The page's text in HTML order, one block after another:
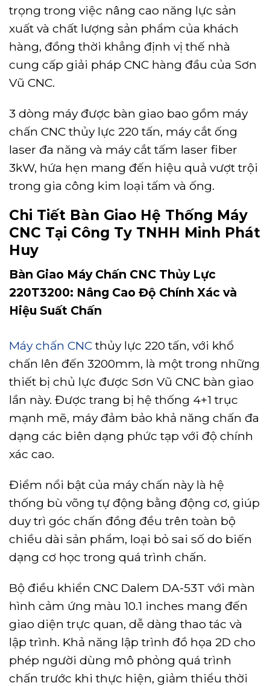
trọng trong việc nâng cao năng lực sản
xuất và chất lượng sản phẩm của khách
hàng, đồng thời khẳng định vị thế nhà
cung cấp giải pháp CNC hàng đầu của Sơn
Vũ CNC.
3 dòng máy được bàn giao bao gồm máy
chấn CNC thủy lực 220 tấn, máy cắt ống
laser đa năng và máy cắt tấm laser fiber
3kW, hứa hẹn mang đến hiệu quả vượt trội
trong gia công kim loại tấm và ống.
Chi Tiết Bàn Giao Hệ Thống Máy
CNC Tại Công Ty TNHH Minh Phát
Huy
Bàn Giao Máy Chấn CNC Thủy Lực
220T3200: Nâng Cao Độ Chính Xác và
Hiệu Suất Chấn
Máy chấn CNC thủy lực 220 tấn, với khổ
chấn lên đến 3200mm, là một trong những
thiết bị chủ lực được Sơn Vũ CNC bàn giao
lần này. Được trang bị hệ thống 4+1 trục
mạnh mẽ, máy đảm bảo khả năng chấn đa
dạng các biên dạng phức tạp với độ chính
xác cao.
Điểm nổi bật của máy chấn này là hệ
thống bù võng tự động bằng động cơ, giúp
duy trì góc chấn đồng đều trên toàn bộ
chiều dài sản phẩm, loại bỏ sai số do biến
dạng cơ học trong quá trình chấn.
Bộ điều khiển CNC Dalem DA-53T với màn
hình cảm ứng màu 10.1 inches mang đến
giao diện trực quan, dễ dàng thao tác và
lập trình. Khả năng lập trình đồ họa 2D cho
phép người dùng mô phỏng quá trình
chấn trước khi thực hiện, giảm thiểu thời